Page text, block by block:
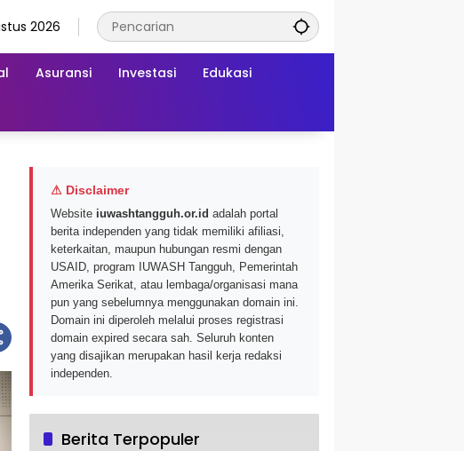
2026
Asuransi Investasi Edukasi
⚠ Disclaimer
Website iuwashtangguh.or.id adalah portal
berita independen yang tidak memiliki afiliasi,
keterkaitan, maupun hubungan resmi dengan
USAID, program IUWASH Tangguh, Pemerintah
Amerika Serikat, atau lembaga/organisasi mana
pun yang sebelumnya menggunakan domain ini.
Domain ini diperoleh melalui proses registrasi
domain expired secara sah. Seluruh konten
yang disajikan merupakan hasil kerja redaksi
independen.
Berita Terpopuler